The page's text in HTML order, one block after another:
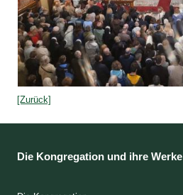
[Zurück]
Die Kongregation und ihre Werke